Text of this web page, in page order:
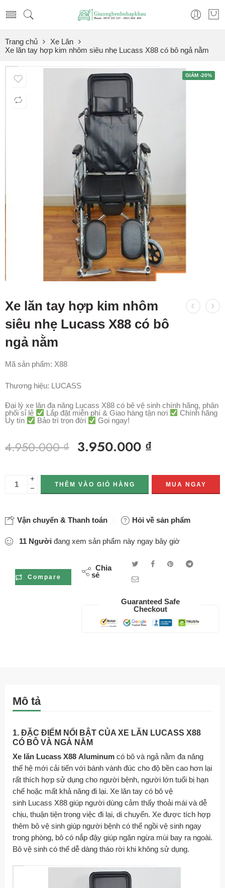
Trang chủ
Xe Lăn
Xe lăn tay hợp kim nhôm siêu nhẹ Lucass X88 có bô ngả nằm
GIẢM -20%
Xe lăn tay hợp kim nhôm
siêu nhẹ Lucass X88 có bô
ngả nằm
Mã sản phẩm: X88
Thương hiệu: LUCASS
Đại lý xe lăn đa năng Lucass X88 có bê vệ sinh chính hãng, phân
phối sỉ lẻ
Lắp đặt miễn phí & Giao hàng tận nơi
Chính hãng
Uy tín
Bảo trì trọn đời Gọi ngay!
4.950.000₫ 3.950.000 ₫
+
−
THÊM VÀO GIỎ HÀNG MUA NGAY
Vận chuyển & Thanh toán Hỏi về sản phẩm
11 Người đang xem sản phẩm này ngay bây giờ
Compare
Chia
sẻ
Guaranteed Safe
Checkout
Mô tả
1. ĐẶC ĐIỂM NỔI BẬT CỦA XE LĂN LUCASS X88
CÓ BÔ VÀ NGẢ NẰM
Xe lăn Lucass X88 Aluminum có bô và ngả nằm đa năng
thế hệ mới cải tiến với bánh vành đúc cho độ bền cao hơn lại
rất thích hợp sử dụng cho người bệnh, người lớn tuổi bị hạn
chế hoặc mất khả năng đi lại. Xe lăn tay có bô vệ
sinh Lucass X88 giúp người dùng cảm thấy thoải mái và dễ
chịu, thuận tiện trong việc đi lại, di chuyển. Xe được tích hợp
thêm bô vệ sinh giúp người bệnh có thể ngồi vệ sinh ngay
trong phòng, bô có nắp đậy giúp ngăn ngừa mùi bay ra ngoài.
Bô vệ sinh có thể dễ dàng tháo rời khi không sử dụng.